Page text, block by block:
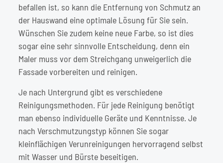
befallen ist, so kann die Entfernung von Schmutz an
der Hauswand eine optimale Lösung für Sie sein.
Wünschen Sie zudem keine neue Farbe, so ist dies
sogar eine sehr sinnvolle Entscheidung, denn ein
Maler muss vor dem Streichgang unweigerlich die
Fassade vorbereiten und reinigen.
Je nach Untergrund gibt es verschiedene
Reinigungsmethoden. Für jede Reinigung benötigt
man ebenso individuelle Geräte und Kenntnisse. Je
nach Verschmutzungstyp können Sie sogar
kleinflächigen Verunreinigungen hervorragend selbst
mit Wasser und Bürste beseitigen.